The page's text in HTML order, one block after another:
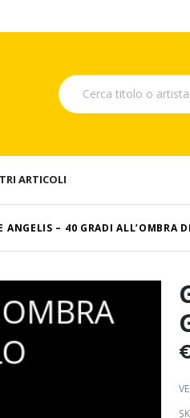
ARTICOLI
– 40 GRADI ALL’OMBRA